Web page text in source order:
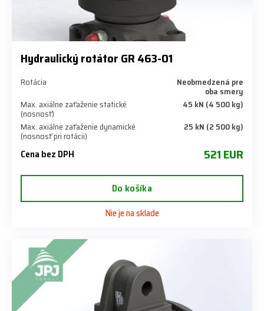
Hydraulický rotátor GR 463-01
Rotácia Neobmedzená pre
oba smery
Max. axiálne zaťaženie statické
(nosnosť)
45 kN (4 500 kg)
Max. axiálne zaťaženie dynamické
(nosnosť pri rotácii)
25 kN (2 500 kg)
Cena bez DPH 521 EUR
Do košíka
Nie je na sklade